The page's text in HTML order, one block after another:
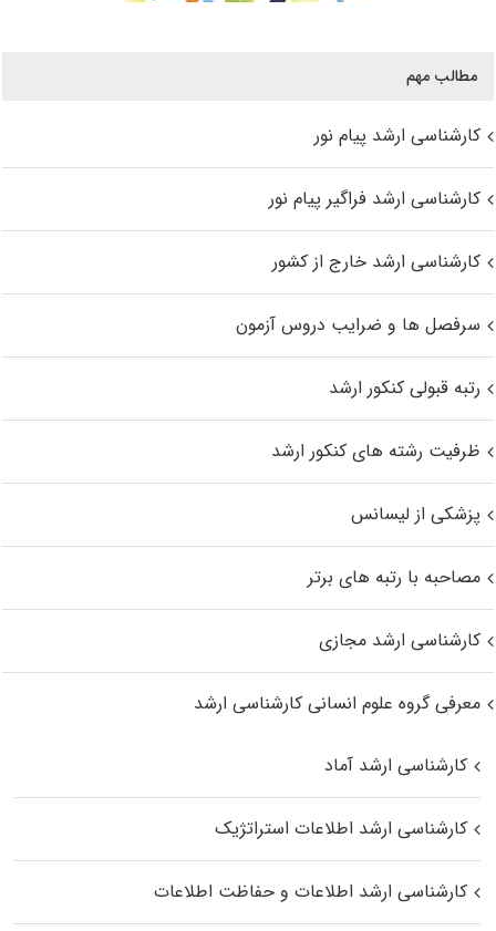
مطالب مهم
کارشناسی ارشد پیام نور
کارشناسی ارشد فراگیر پیام نور
کارشناسی ارشد خارج از کشور
سرفصل ها و ضرایب دروس آزمون
رتبه قبولی کنکور ارشد
ظرفیت رشته های کنکور ارشد
پزشکی از لیسانس
مصاحبه با رتبه های برتر
کارشناسی ارشد مجازی
معرفی گروه علوم انسانی کارشناسی ارشد
کارشناسی ارشد آماد
کارشناسی ارشد اطلاعات استراتژیک
کارشناسی ارشد اطلاعات و حفاظت اطلاعات